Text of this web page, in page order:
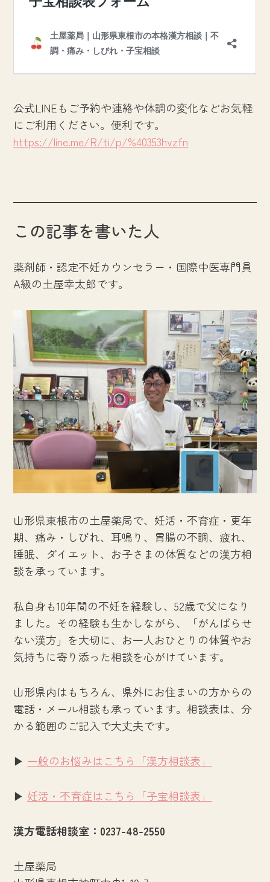
公式LINEもご予約や連絡や体調の変化などお気軽
にご利用ください。便利です。
https://line.me/R/ti/p/%40353hvzfn
この記事を書いた人
薬剤師・認定不妊カウンセラー・国際中医専門員
A級の土屋幸太郎です。
山形県東根市の土屋薬局で、妊活・不育症・更年
期、痛み・しびれ、耳鳴り、胃腸の不調、疲れ、
睡眠、ダイエット、お子さまの体質などの漢方相
談を承っています。
私自身も10年間の不妊を経験し、52歳で父になり
ました。その経験も生かしながら、「がんばらせ
ない漢方」を大切に、お一人おひとりの体質やお
気持ちに寄り添った相談を心がけています。
山形県内はもちろん、県外にお住まいの方からの
電話・メール相談も承っています。相談表は、分
かる範囲のご記入で大丈夫です。
▶ 一般のお悩みはこちら「漢方相談表」
▶ 妊活・不育症はこちら「子宝相談表」
漢方電話相談室：0237-48-2550
土屋薬局